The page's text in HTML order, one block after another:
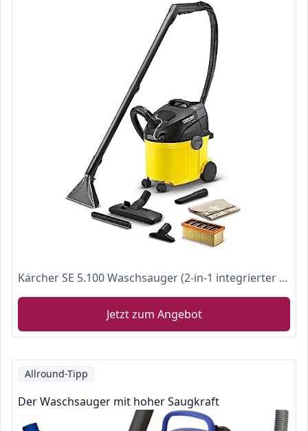
Kärcher SE 5.100 Waschsauger (2-in-1 integrierter Sprühschlauch, 230 mm Arbeitsbreite, Sprühdruck 1 bar, Sprühmenge 1 l/min)
Jetzt zum Angebot
Allround-Tipp
Der Waschsauger mit hoher Saugkraft